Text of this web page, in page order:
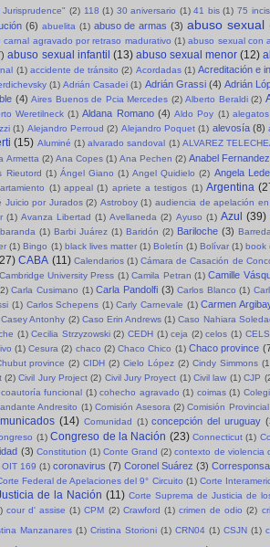
(2) 118 (1) 30 aniversario (1) 41 bis (1) 75
(6) abuelita (1) abuso de armas (3) abuso sexual
agravado por retraso madurativo (1) abuso sexual con
abuso sexual infantil (13) abuso sexual menor (12)
(1) accidente de tránsito (2) Acordadas (1) Acreditación e
(1) Adrián Casadei (1) Adrián Grassi (4) Adrián
(4) Aires Buenos de Pcia Mercedes (2) Alberto Beraldi (2)
Weretilneck (1) Aldana Romano (4) Aldo Poy (1)
(1) Alejandro Perroud (2) Alejandro Poquet (1) alevosía (8)
(15) Aluminé (1) alvarado sandoval (1) ALVAREZ
Armetta (2) Ana Copes (1) Ana Pechen (2) Anabel
Rieutord (1) Ángel Giano (1) Angel Quidielo (2) Angela
(1) appeal (1) apriete a testigos (1) Argentina
Juicio por Jurados (2) Astroboy (1) audiencia de apelación
(1) Avanza Libertad (1) Avellaneda (2) Ayuso (1) Azul (39)
baranda (1) Barbi Juárez (1) Baridón (2) Bariloche (3) Barreda
(1) Bingo (1) black lives matter (1) Boletín (1) Bolívar (1) book
CABA (11) Calendarios (1) Cámara de Casación de
Cambridge University Press (1) Camila Petran (1) Camille
Carla Cusimano (1) Carla Pandolfi (3) Carlos Blanco (1)
(1) Carlos Schepens (1) Carly Carnevale (1) Carmen
Antonhy (2) Caso Erin Andrews (1) Caso Nahiara
(1) Cecilia Strzyzowski (2) CEDH (1) ceja (2) celos (1) CELS
(1) Cesura (2) chaco (2) Chaco Chico (1) Chaco province
province (2) CIDH (2) Cielo López (2) Cindy Simmons
(2) Civil Jury Project (2) Civil Jury Proyect (1) Civil law (1) CJP
coautoría funcional (1) cohecho agravado (1) coimas (1)
Andresito (1) Comisión Asesora (2) Comisión
(14) Comunidad (1) concepción del uruguay
(1) Congreso de la Nación (23) Connecticut (1)
(3) Constitution (1) Conte Grand (2) contexto de violencia
169 (1) coronavirus (7) Coronel Suárez (3)
Federal de Apelaciones del 9° Circuito (1) Corte
de la Nación (11) Corte Suprema de Justicia de
cour d' assise (1) CPM (2) Crawford (1) crimen de odio (2)
Manzanares (1) Cristina Storioni (1) CRN04 (1) CSJN (1)